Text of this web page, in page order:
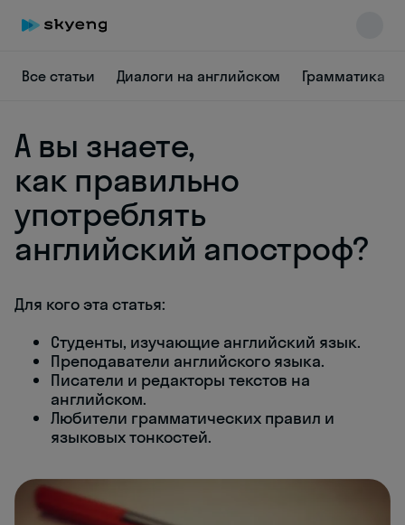
Все статьи Диалоги на английском Грамматика
А вы знаете,
как правильно
употреблять
английский апостроф?
Для кого эта статья:
Студенты, изучающие английский язык.
Преподаватели английского языка.
Писатели и редакторы текстов на
английском.
Любители грамматических правил и
языковых тонкостей.
Skyeng Chat
online